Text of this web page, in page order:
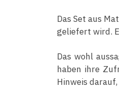
Das Set aus
geliefert wird.
Das wohl
haben ihre
Hinweis